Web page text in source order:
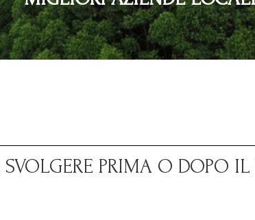
PRIMA O DOPO